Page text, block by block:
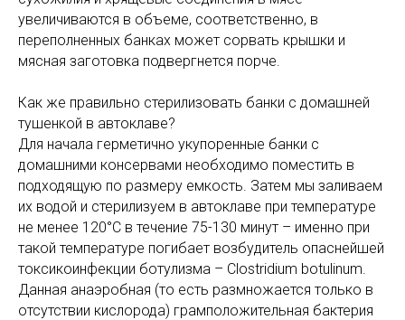
увеличиваются в объеме, соответственно, в
переполненных банках может сорвать крышки и
мясная заготовка подвергнется порче.
Как же правильно стерилизовать банки с домашней
тушенкой в автоклаве?
Для начала герметично укупоренные банки с
домашними консервами необходимо поместить в
подходящую по размеру емкость. Затем мы заливаем
их водой и стерилизуем в автоклаве при температуре
не менее 120°С в течение 75-130 минут – именно при
такой температуре погибает возбудитель опаснейшей
токсикоинфекции ботулизма – Clostridium botulinum.
Данная анаэробная (то есть размножается только в
отсутствии кислорода) грамположительная бактерия